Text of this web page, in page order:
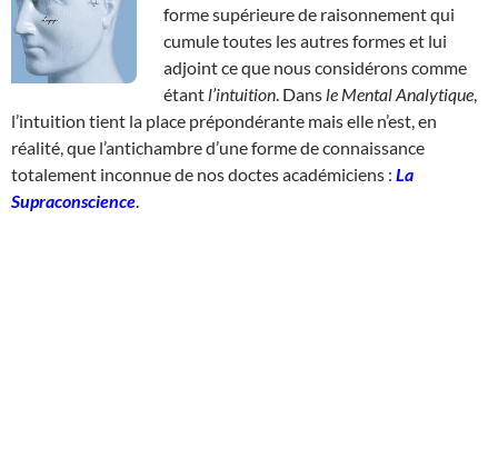
forme supérieure de raisonnement qui
cumule toutes les autres formes et lui
adjoint ce que nous considérons comme
étant l’intuition . Dans le Mental Analytique
l’intuition tient la place prépondérante mais elle n’est, en
réalité, que l’antichambre d’une forme de connaissance
totalement inconnue de nos doctes académiciens : La
Supraconscience